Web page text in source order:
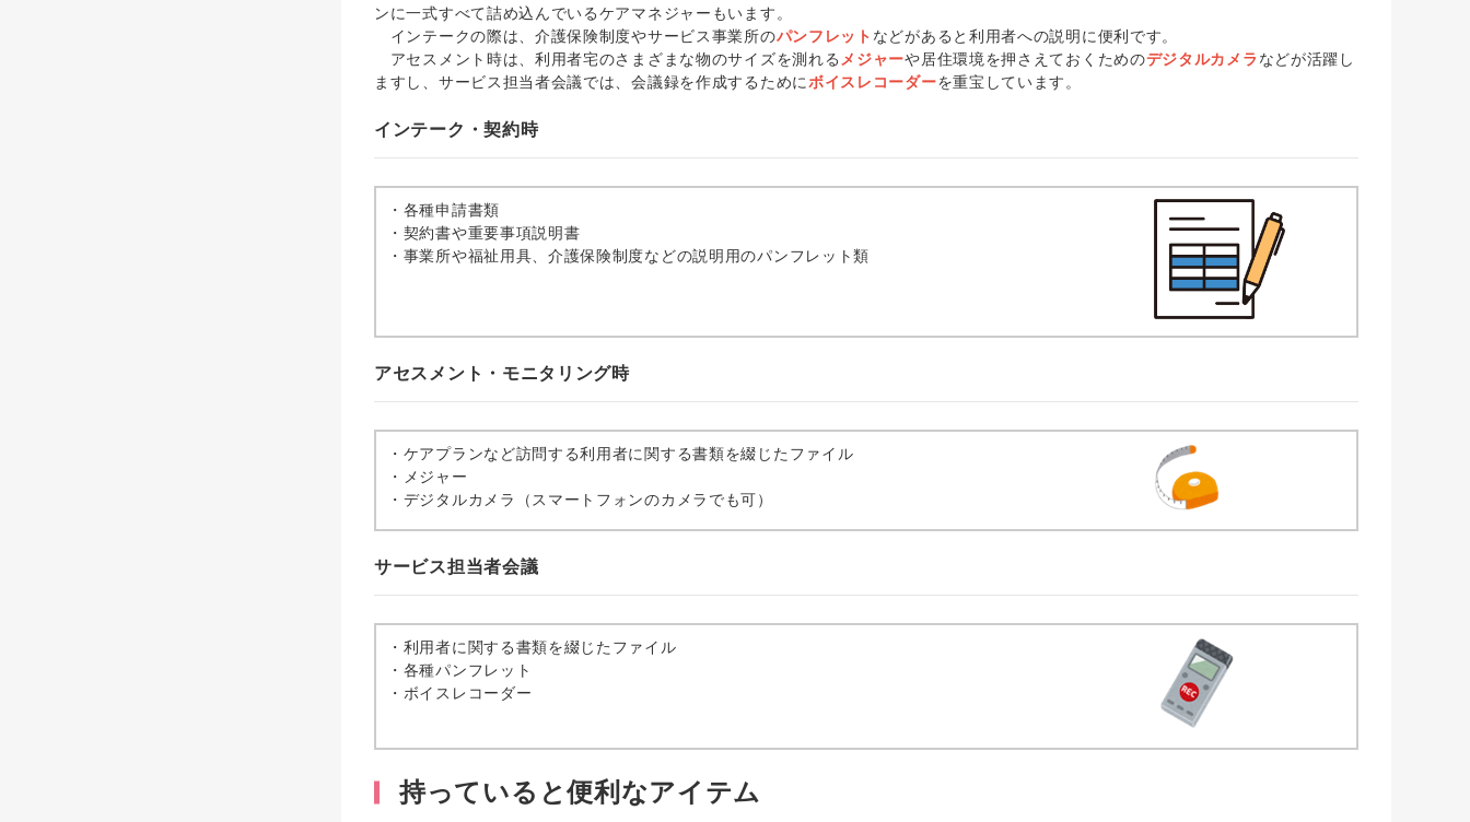
ンに一式すべて詰め込んでいるケアマネジャーもいます。
インテークの際は、介護保険制度やサービス事業所のパンフレット などがあると利用者への説明に便利です。
アセスメント時は、利用者宅のさまざまな物のサイズを測れる メジャーや居住環境を押さえておくためのデジタルカメラ などが活躍し
ますし、サービス担当者会議では、会議録を作成するために ボイスレコーダーを重宝しています。
インテーク・契約時
・各種申請書類
・契約書や重要事項説明書
・事業所や福祉用具、介護保険制度などの説明用のパンフレット類
アセスメント・モニタリング時
・ケアプランなど訪問する利用者に関する書類を綴じたファイル
・メジャー
・デジタルカメラ（スマートフォンのカメラでも可）
サービス担当者会議
・利用者に関する書類を綴じたファイル
・各種パンフレット
・ボイスレコーダー
持っていると便利なアイテム